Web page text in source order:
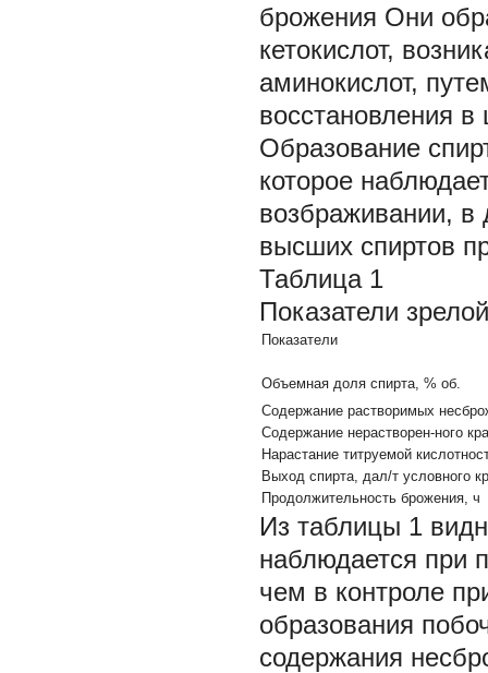
брожения Они
кетокислот,
аминокислот,
восстановления в
Образование
которое
возбраживании,
высших спиртов
Таблица 1
Показатели
Показатели
Объемная доля спирта, % об.
Содержание растворимых
Содержание нерастворен-ного
Нарастание титруемой
Выход спирта, дал/т условного
Продолжительность брожения, ч
Из таблицы 1
наблюдается при
чем в контроле
образования
содержания